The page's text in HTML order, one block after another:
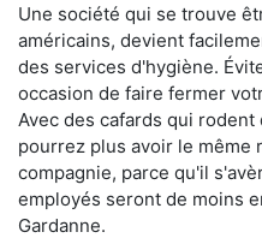
Une société qui se trouve
américains, devient
des services d'hygiène.
occasion de faire fermer
Avec des cafards qui rodent
pourrez plus avoir le même
compagnie, parce qu'il
employés seront de moins
Gardanne.